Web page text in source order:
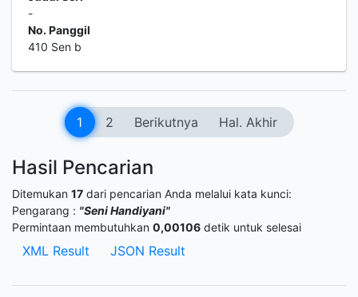
-
No. Panggil
410 Sen b
1 2 Berikutnya Hal. Akhir
Hasil Pencarian
Ditemukan 17 dari pencarian Anda melalui kata kunci:
Pengarang : "Seni Handiyani"
Permintaan membutuhkan 0,00106 detik untuk selesai
XML Result JSON Result